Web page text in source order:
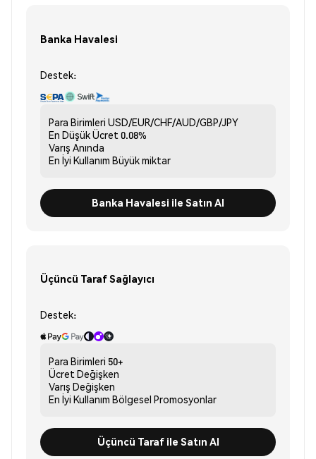
Banka Havalesi
Destek:
Para Birimleri USD/EUR/CHF/AUD/GBP/JPY
En Düşük Ücret 0.08%
Varış Anında
En İyi Kullanım Büyük miktar
Banka Havalesi ile Satın Al
Üçüncü Taraf Sağlayıcı
Destek:
Para Birimleri 50+
Ücret Değişken
Varış Değişken
En İyi Kullanım Bölgesel Promosyonlar
Üçüncü Taraf ile Satın Al